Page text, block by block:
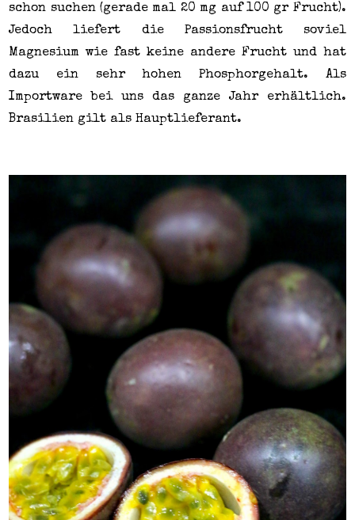
schon suchen (gerade mal 20 mg auf 100 gr Frucht).
Jedoch liefert die Passionsfrucht soviel
Magnesium wie fast keine andere Frucht und hat
dazu ein sehr hohen Phosphorgehalt. Als
Importware bei uns das ganze Jahr erhältlich.
Brasilien gilt als Hauptlieferant.